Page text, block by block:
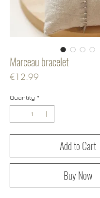
Marceau bracelet
€12.99
Quantity *
Add to Cart
Buy Now